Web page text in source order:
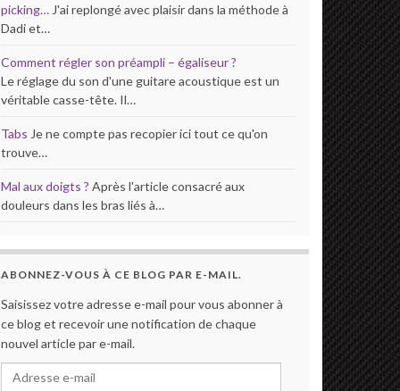
picking… J'ai replongé avec plaisir dans la méthode à
Dadi et…
Comment régler son préampli – égaliseur ?
Le réglage du son d'une guitare acoustique est un
véritable casse-tête. Il…
Tabs Je ne compte pas recopier ici tout ce qu'on
trouve…
Mal aux doigts ? Après l'article consacré aux
douleurs dans les bras liés à…
ABONNEZ-VOUS À CE BLOG PAR E-MAIL.
Saisissez votre adresse e-mail pour vous abonner à
ce blog et recevoir une notification de chaque
nouvel article par e-mail.
Adresse e-mail